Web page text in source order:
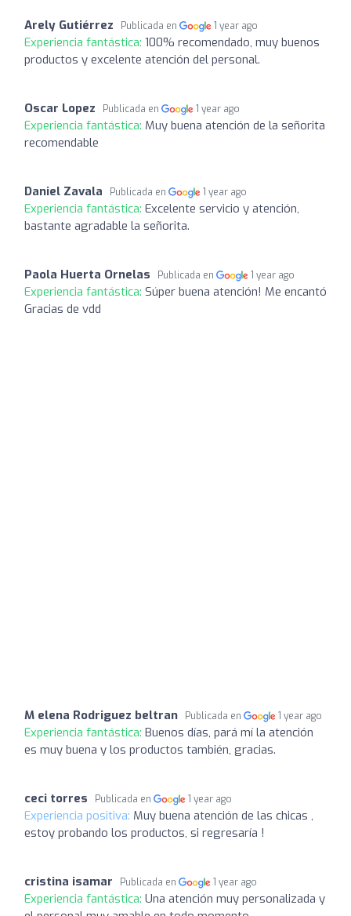
Arely Gutiérrez Publicada en 1 year ago
Experiencia fantástica: 100% recomendado, muy buenos
productos y excelente atención del personal.
Oscar Lopez Publicada en 1 year ago
Experiencia fantástica: Muy buena atención de la señorita
recomendable
Daniel Zavala Publicada en 1 year ago
Experiencia fantástica: Excelente servicio y atención,
bastante agradable la señorita.
Paola Huerta Ornelas Publicada en 1 year ago
Experiencia fantástica: Súper buena atención! Me encantó
Gracias de vdd
M elena Rodriguez beltran Publicada en 1 year ago
Experiencia fantástica: Buenos días, pará mí la atención
es muy buena y los productos también, gracias.
ceci torres Publicada en 1 year ago
Experiencia positiva: Muy buena atención de las chicas ,
estoy probando los productos, si regresaría !
cristina isamar Publicada en 1 year ago
Experiencia fantástica: Una atención muy personalizada y